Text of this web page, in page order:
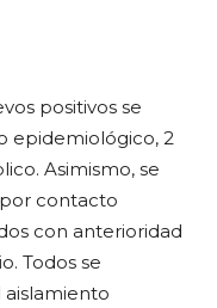
positivos se
epidemiológico, 2
Asimismo, se
contacto
con anterioridad
Todos se